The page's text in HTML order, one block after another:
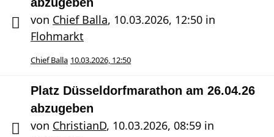
von Chief Balla, 10.03.2026, 12:50 in
Flohmarkt
Chief Balla 10.03.2026, 12:50
Platz Düsseldorfmarathon am 26.04.26
abzugeben
von ChristianD, 10.03.2026, 08:59 in